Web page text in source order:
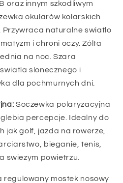
oraz innym szkodliwym
okularów kolarskich
Przywraca naturalne swiatlo
i chroni oczy. Zólta
na noc. Szara
slonecznego i
dla pochmurnych dni.
Soczewka polaryzacyjna
percepcje. Idealny do
jak golf, jazda na rowerze,
bieganie, tenis,
swiezym powietrzu.
regulowany mostek nosowy